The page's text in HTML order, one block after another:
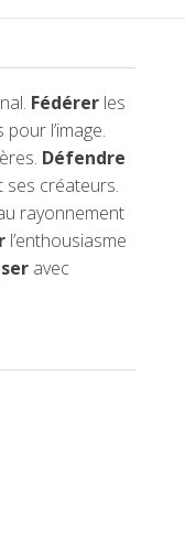
Fédérer les
l’image.
Défendre
ses créateurs.
rayonnement
l’enthousiasme
avec